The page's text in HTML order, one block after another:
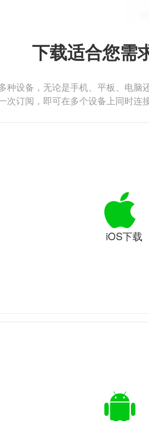
下载适合您需
种设备，无论是手机、平板、电脑
次订阅，即可在多个设备上同时连
iOS下载